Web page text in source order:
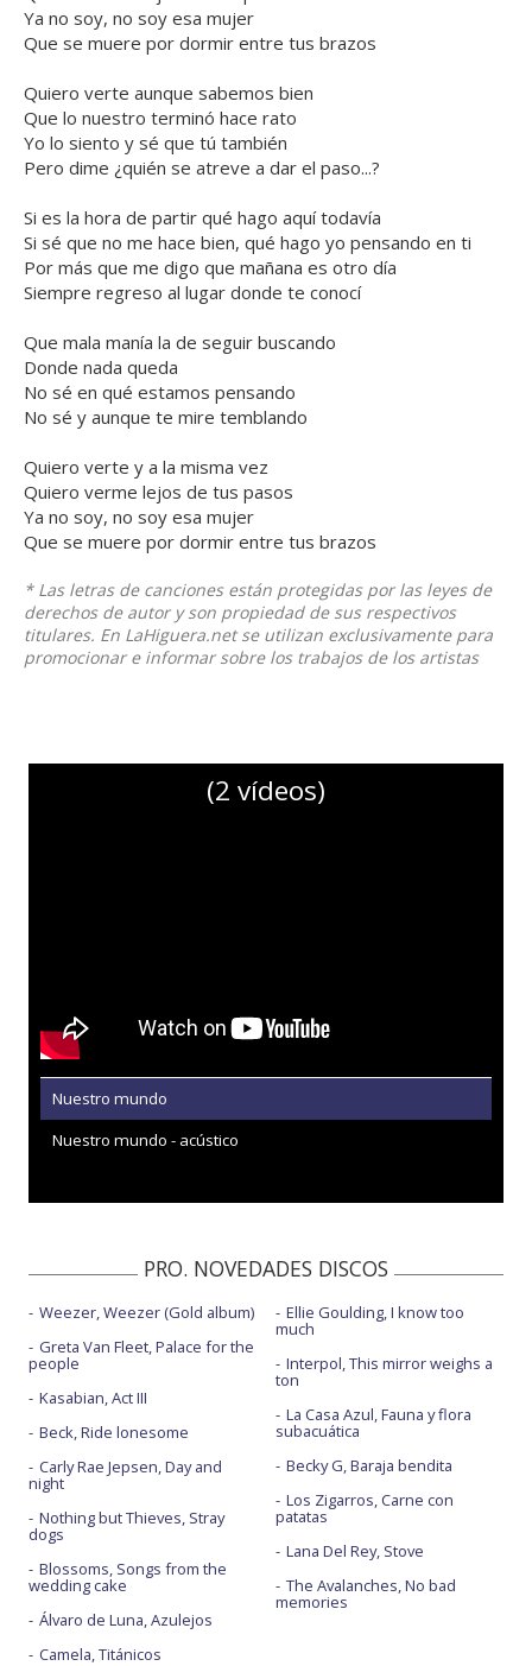
Ya no soy, no soy esa mujer
Que se muere por dormir entre tus brazos
Quiero verte aunque sabemos bien
Que lo nuestro terminó hace rato
Yo lo siento y sé que tú también
Pero dime ¿quién se atreve a dar el paso...?
Si es la hora de partir qué hago aquí todavía
Si sé que no me hace bien, qué hago yo pensando en ti
Por más que me digo que mañana es otro día
Siempre regreso al lugar donde te conocí
Que mala manía la de seguir buscando
Donde nada queda
No sé en qué estamos pensando
No sé y aunque te mire temblando
Quiero verte y a la misma vez
Quiero verme lejos de tus pasos
Ya no soy, no soy esa mujer
Que se muere por dormir entre tus brazos
* Las letras de canciones están protegidas por las leyes de
derechos de autor y son propiedad de sus respectivos
titulares. En LaHiguera.net se utilizan exclusivamente para
promocionar e informar sobre los trabajos de los artistas
(2 vídeos)
Nuestro mundo
Nuestro mundo - acústico
PRO. NOVEDADES DISCOS
Weezer, Weezer (Gold album)
Greta Van Fleet, Palace for the
people
Kasabian, Act III
Beck, Ride lonesome
Carly Rae Jepsen, Day and
night
Nothing but Thieves, Stray
dogs
Blossoms, Songs from the
wedding cake
Álvaro de Luna, Azulejos
Camela, Titánicos
Ellie Goulding, I know too
much
Interpol, This mirror weighs a
ton
La Casa Azul, Fauna y flora
subacuática
Becky G, Baraja bendita
Los Zigarros, Carne con
patatas
Lana Del Rey, Stove
The Avalanches, No bad
memories